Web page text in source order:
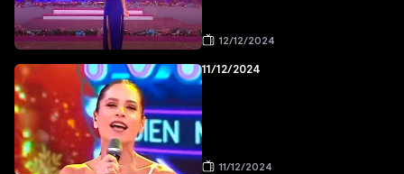
12/12/2024
11/12/2024
11/12/2024